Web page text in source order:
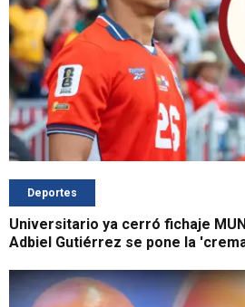
Deportes
Universitario ya cerró fichaje
Adbiel Gutiérrez se pone la